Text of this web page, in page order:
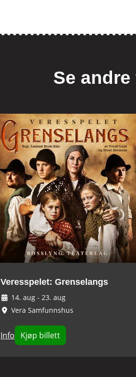
Se
Veresspelet: Grenselangs
14. aug - 23. aug
Vera Samfunnshus
Info Kjøp billett